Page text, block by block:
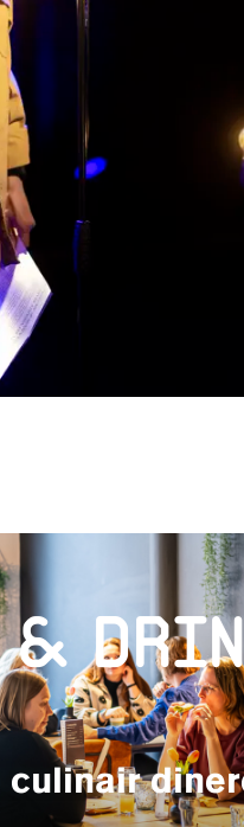
&
culinair